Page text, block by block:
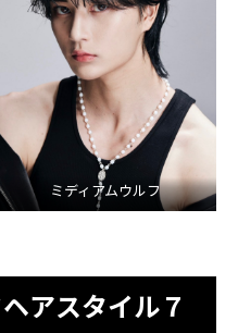
ミディアムウルフ
アスタイル７